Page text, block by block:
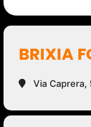
BRIXIA
Via Caprera,